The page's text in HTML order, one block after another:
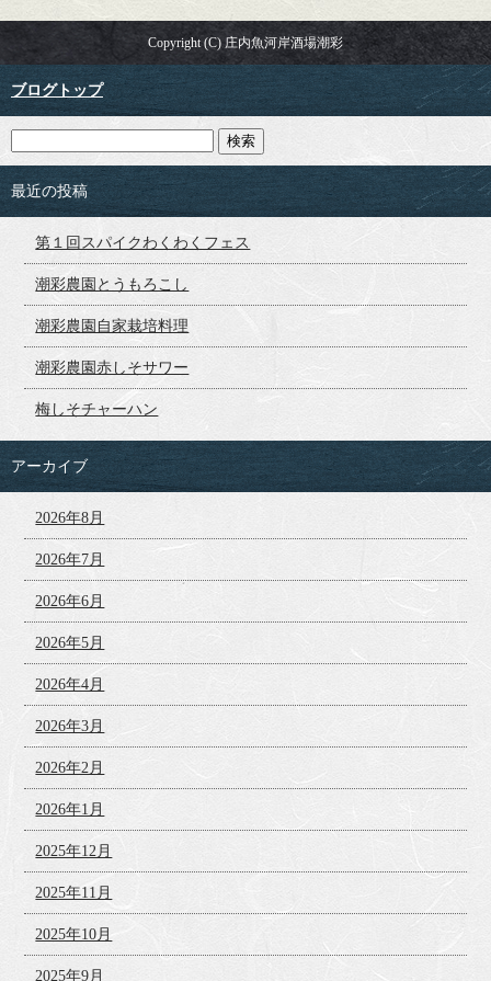
Copyright (C) 庄内魚河岸酒場潮彩
ブログトップ
最近の投稿
第１回スパイクわくわくフェス
潮彩農園とうもろこし
潮彩農園自家栽培料理
潮彩農園赤しそサワー
梅しそチャーハン
アーカイブ
2026年8月
2026年7月
2026年6月
2026年5月
2026年4月
2026年3月
2026年2月
2026年1月
2025年12月
2025年11月
2025年10月
2025年9月